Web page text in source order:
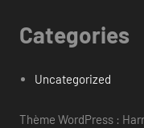
Categories
Uncategorized
Thème WordPress :